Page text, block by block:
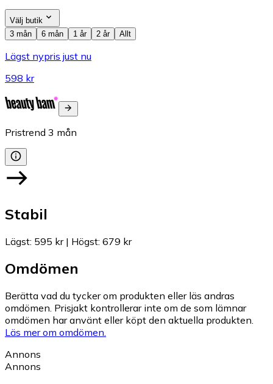
Välj butik
3 mån
6 mån 1 år 2 år Allt
Lägst nypris just nu
598 kr
Pristrend 3 mån
Stabil
Lägst: 595 kr| Högst: 679 kr
Omdömen
Berätta vad du tycker om produkten eller läs andras
omdömen. Prisjakt kontrollerar inte om de som lämnar
omdömen har använt eller köpt den aktuella produkten.
Läs mer om omdömen.
Annons
Annons